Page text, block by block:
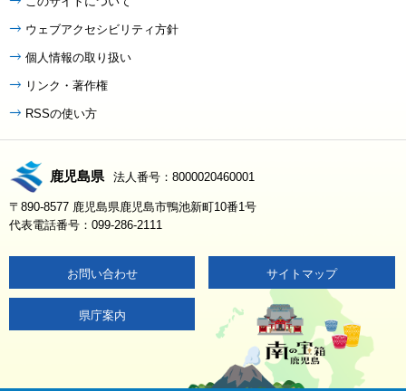
ウェブアクセシビリティ方針
個人情報の取り扱い
リンク・著作権
RSSの使い方
鹿児島県 法人番号：8000020460001
〒890-8577 鹿児島県鹿児島市鴨池新町10番1号
代表電話番号：099-286-2111
お問い合わせ サイトマップ
県庁案内